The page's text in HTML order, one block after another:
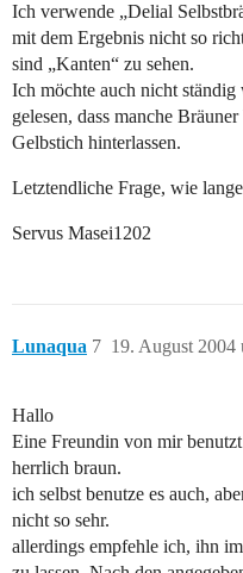
Ich verwende „Delial
mit dem Ergebnis nicht so
sind „Kanten“ zu sehen.
Ich möchte auch nicht ständig
gelesen, dass manche
Gelbstich hinterlassen.
Letztendliche Frage, wie
Servus Masei1202
Lunaqua 19. August 2004
7
Hallo
Eine Freundin von mir
herrlich braun.
ich selbst benutze es auch,
nicht so sehr.
allerdings empfehle ich, ihn